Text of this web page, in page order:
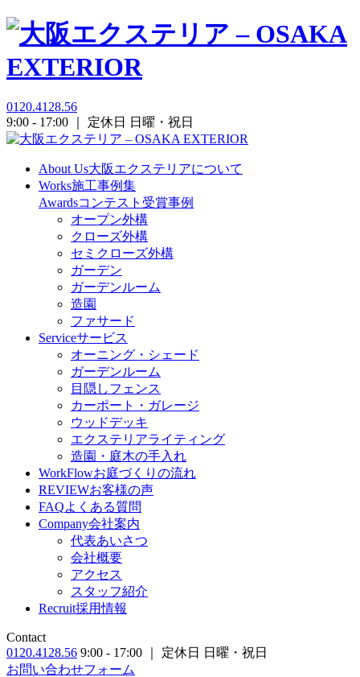
0120.4128.56
9:00 - 17:00 ｜ 定休日 日曜・祝日
About Us大阪エクステリアについて
Works施工事例集
Awardsコンテスト受賞事例
オープン外構
クローズ外構
セミクローズ外構
ガーデン
ガーデンルーム
造園
ファサード
Serviceサービス
オーニング・シェード
ガーデンルーム
目隠しフェンス
カーポート・ガレージ
ウッドデッキ
エクステリアライティング
造園・庭木の手入れ
WorkFlowお庭づくりの流れ
REVIEWお客様の声
FAQよくある質問
Company会社案内
代表あいさつ
会社概要
アクセス
スタッフ紹介
Recruit採用情報
Contact
0120.4128.56 9:00 - 17:00 ｜ 定休日 日曜・祝日
お問い合わせフォーム